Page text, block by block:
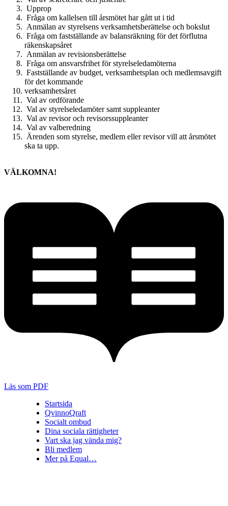
Upprop
Fråga om kallelsen till årsmötet har gått ut i tid
Anmälan av styrelsens verksamhetsberättelse och bokslut
Fråga om fastställande av balansräkning för det förflutna
räkenskapsåret
Anmälan av revisionsberättelse
Fråga om ansvarsfrihet för styrelseledamöterna
Fastställande av budget, verksamhetsplan och medlemsavgift
för det kommande
verksamhetsåret
Val av ordförande
Val av styrelseledamöter samt suppleanter
Val av revisor och revisorssuppleanter
Val av valberedning
Ärenden som styrelse, medlem eller revisor vill att årsmötet
ska ta upp.
VÄLKOMNA!
Läs som PDF
Startsida
QvinnoQraft
Socialt ombud
Dina sociala rättigheter
Vart ska jag vända mig?
Bli medlem
Mer på Equal…